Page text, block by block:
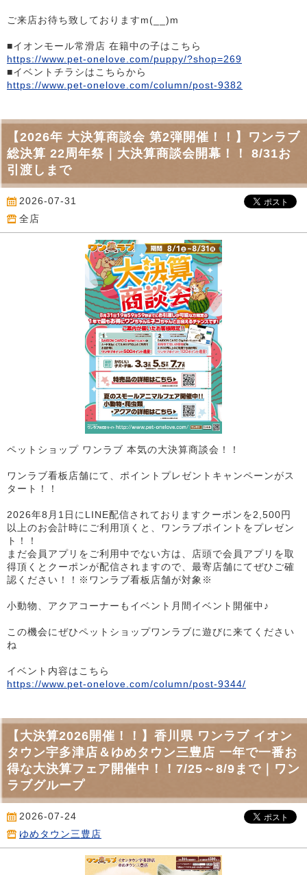
ご来店お待ち致しておりますm(__)m
■イオンモール常滑店 在籍中の子はこちら
https://www.pet-onelove.com/puppy/?shop=269
■イベントチラシはこちらから
https://www.pet-onelove.com/column/post-9382
【2026年 大決算商談会 第2弾開催！！】ワンラブ
総決算 22周年祭｜大決算商談会開幕！！ 8/31お
引渡しまで
2026-07-31
全店
ペットショップ ワンラブ 本気の大決算商談会！！
ワンラブ看板店舗にて、ポイントプレゼントキャンペーンがス
タート！！
2026年8月1日にLINE配信されておりますクーポンを2,500円
以上のお会計時にご利用頂くと、ワンラブポイントをプレゼン
ト！！
まだ会員アプリをご利用中でない方は、店頭で会員アプリを取
得頂くとクーポンが配信されますので、最寄店舗にてぜひご確
認ください！！※ワンラブ看板店舗が対象※
小動物、アクアコーナーもイベント月間イベント開催中♪
この機会にぜひペットショップワンラブに遊びに来てください
ね
イベント内容はこちら
https://www.pet-onelove.com/column/post-9344/
【大決算2026開催！！】香川県 ワンラブ イオン
タウン宇多津店＆ゆめタウン三豊店 一年で一番お
得な大決算フェア開催中！！7/25～8/9まで｜ワン
ラブグループ
2026-07-24
ゆめタウン三豊店